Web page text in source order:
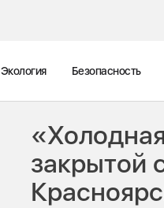
Экология Безопасность
закрытой